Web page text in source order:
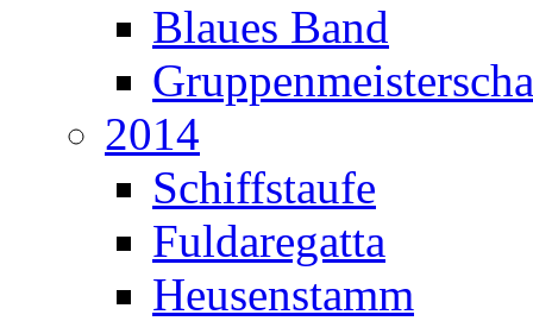
Blaues Band
2014
Schiffstaufe
Fuldaregatta
Heusenstamm